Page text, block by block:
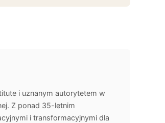
i uznanym autorytetem w
Z ponad 35-letnim
i transformacyjnymi dla